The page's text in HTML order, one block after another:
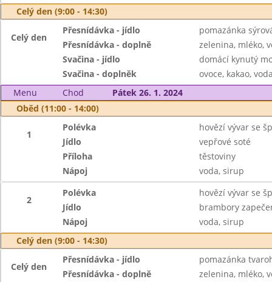
Celý den (9:00 - 14:30)
Celý den
Přesnídávka - jídlo
pomazánka
Přesnídávka - doplně
zelenina, mléko,
Svačina - jídlo
domácí kynutý
Svačina - doplněk
ovoce, kakao,
Menu
Chod
Pátek 26. 1. 2024
Oběd (11:00 - 14:00)
1
Polévka
hovězí vývar se
Jídlo
vepřové soté
Příloha
těstoviny
Nápoj
voda, sirup
2
Polévka
hovězí vývar se
Jídlo
brambory
Nápoj
voda, sirup
Celý den (9:00 - 14:30)
Celý den
Přesnídávka - jídlo
pomazánka
Přesnídávka - doplně
zelenina, mléko,